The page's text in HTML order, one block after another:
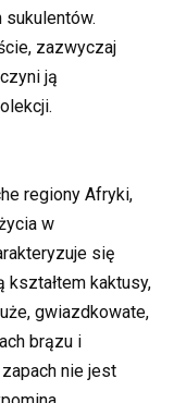
zazwyczaj
ją
regiony Afryki,
w
się
kaktusy,
gwiazdkowate,
brązu i
nie jest